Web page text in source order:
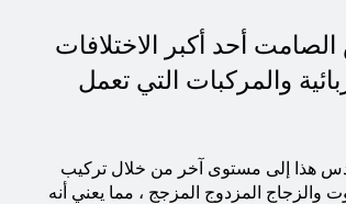
أحد أكبر الاختلافات
والمركبات التي تعمل
هذا إلى مستوى آخر من خلال تركيب
والزجاج المزدوج المزجج ، مما يعني أنه